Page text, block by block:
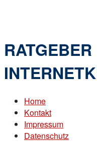
RATGEBER
Home
Kontakt
Impressum
Datenschutz